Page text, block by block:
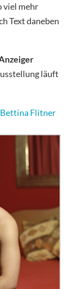
viel mehr
Text daneben
läuft
Bettina Flitner